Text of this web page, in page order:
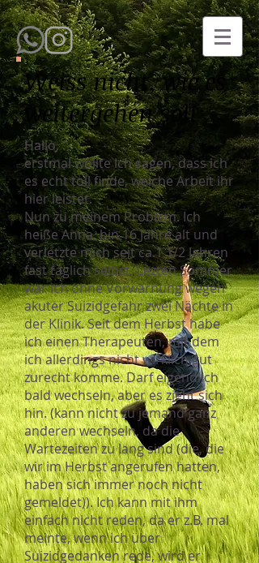
Weiss nicht, wie es
weitergehen soll
Hallo,
erstmal wollte ich sagen, dass ich
es echt toll finde, welche Arbeit ihr
hier leistet.
Nun zu meinem Problem. Ich
heiße Anna, bin 16 Jahre alt und
verletzte mich seit ca.1 1/2 Jahren
fast täglich selbst. Lezten Sommer
war ich ohne Vorwarnung wegen
akuter Suizidgefahr zwei Nächte in
der Klinik. Seit dem Herbst habe
ich einen Therapeuten, mit dem
ich allerdings nicht wirklich gut
zurecht komme. Darf eigendlich
bald wechseln, aber es zieht sich
hin. (kann nicht zu jemand ganz
anderen wechseln, da die
Wartezeiten zu lang sind (die, die
wir im Herbst angerufen hatten,
haben sich immer noch nicht
gemeldet)). Ich kann mit ihm
einfach nicht reden, da er z.B. mal
meinte, wenn ich über
Suizidgedanken rede, wird er